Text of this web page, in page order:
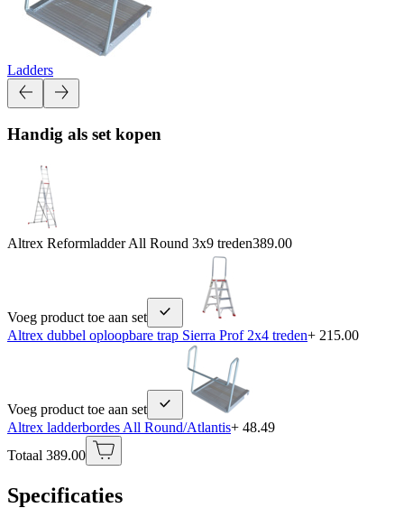
Ladders
Handig als set kopen
Altrex Reformladder All Round 3x9 treden389.00
Voeg product toe aan set
Altrex dubbel oploopbare trap Sierra Prof 2x4 treden+ 215.00
Voeg product toe aan set
Altrex ladderbordes All Round/Atlantis+ 48.49
Totaal 389.00
Specificaties